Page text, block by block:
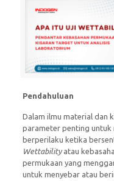
Pendahuluan
Dalam ilmu material dan
parameter penting untuk
berperilaku ketika
Wettabilityatau
permukaan yang
untuk menyebar atau